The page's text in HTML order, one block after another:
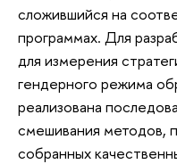
сложившийся на
программах. Для
для измерения
гендерного режима
реализована
смешивания методов,
собранных